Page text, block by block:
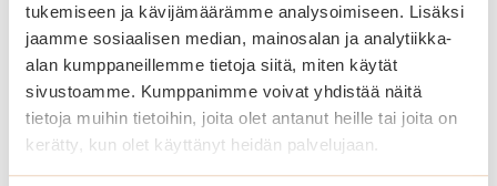
tukemiseen ja kävijämäärämme analysoimiseen. Lisäksi
jaamme sosiaalisen median, mainosalan ja analytiikka-
alan kumppaneillemme tietoja siitä, miten käytät
sivustoamme. Kumppanimme voivat yhdistää näitä
tietoja muihin tietoihin, joita olet antanut heille tai joita on
kerätty, kun olet käyttänyt heidän palvelujaan.
vuokrattavaa senioriasuntoa, yksiöitä
ja kaksioita kooltaan 36-56 m2
kahdeksassa kerroksessa. Palvelutalon
hyvin varustellut senioriasunnot on
toteutettu yksityisten Saga-